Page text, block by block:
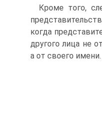
Кроме того,
когда
другого лица не
а от своего имени.